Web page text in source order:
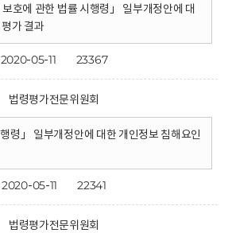
보호에 관한 법률 시행령」 일부개정안에 대
가 결과
2020-05-11 23367
법령평가전문위원회
행령」 일부개정안에 대한 개인정보 침해요인
2020-05-11 22341
법령평가전문위원회